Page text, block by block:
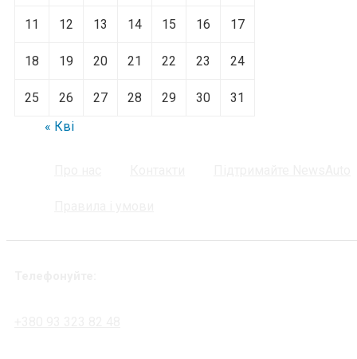
11 12 13 14 15 16 17
18 19 20 21 22 23 24
25 26 27 28 29 30
31
« Кві